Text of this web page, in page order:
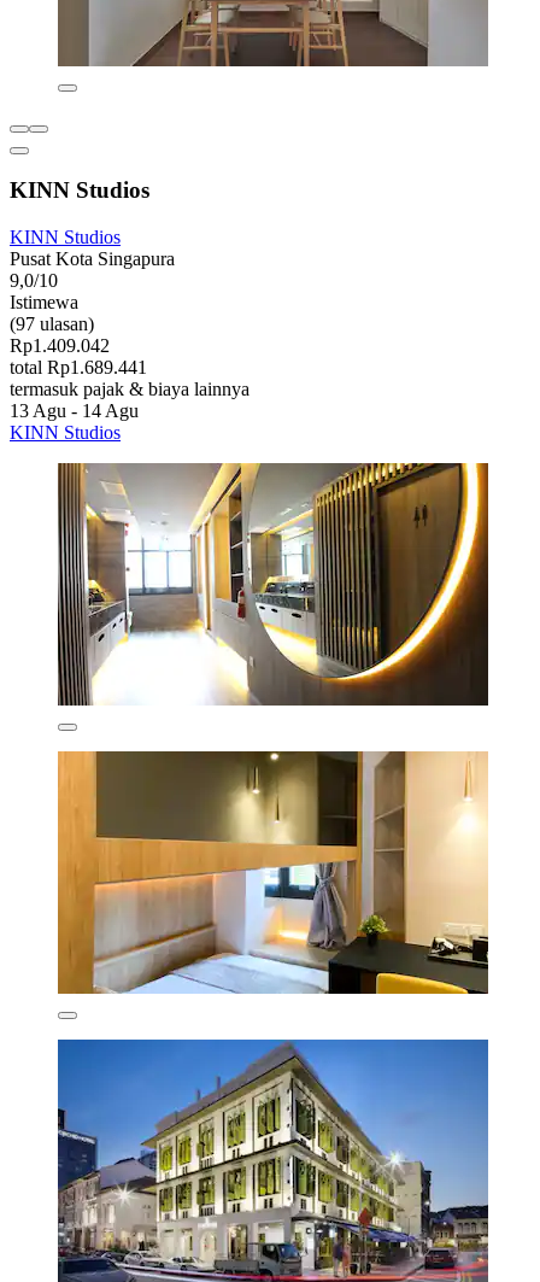
KINN Studios
KINN Studios
Pusat Kota Singapura
9,0/10
Istimewa
(97 ulasan)
Rp1.409.042
total Rp1.689.441
termasuk pajak & biaya lainnya
13 Agu - 14 Agu
KINN Studios